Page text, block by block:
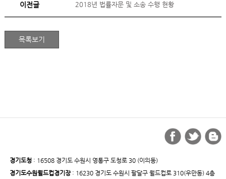
이전글 2018년 법률자문 및 소송 수행 현황
경기도청: 16508 경기도 수원시 영통구 도청로 30 (이의동)
경기도수원월드컵경기장: 16230 경기도 수원시 팔달구 월드컵로 310(우만동) 4층